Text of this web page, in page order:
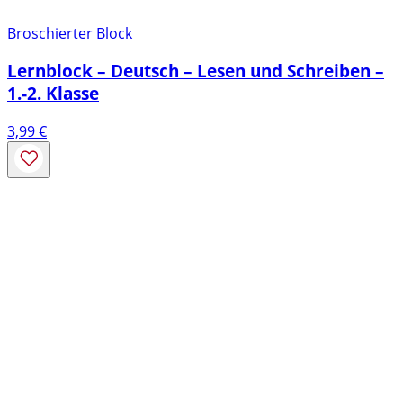
Broschierter Block
Lernblock – Deutsch – Lesen und Schreiben –
1.-2. Klasse
3,99€